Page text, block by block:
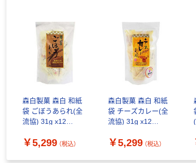
森白製菓 森白 和紙
袋 ごぼうあられ(全
流協) 31g x12
ット(12個入)（直送
￥5,299 （税込）
森白製菓 森白 和紙
袋 チーズカレー(全
流協) 31g x12
ット(12個入)（直送
￥5,299 （税込）